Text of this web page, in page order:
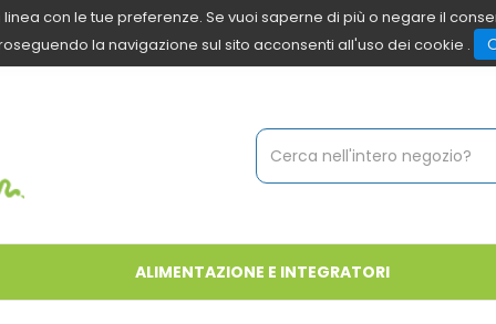
con le tue preferenze. Se vuoi saperne di più o negare il
la navigazione sul sito acconsenti all'uso dei cookie .
Cerca
Prodotto
ALIMENTAZIONE E INTEGRATORI